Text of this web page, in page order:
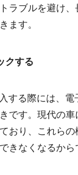
ラブルを避け
ます。
クする
する際には、電
です。現代の車
おり、これら
きなくなるから